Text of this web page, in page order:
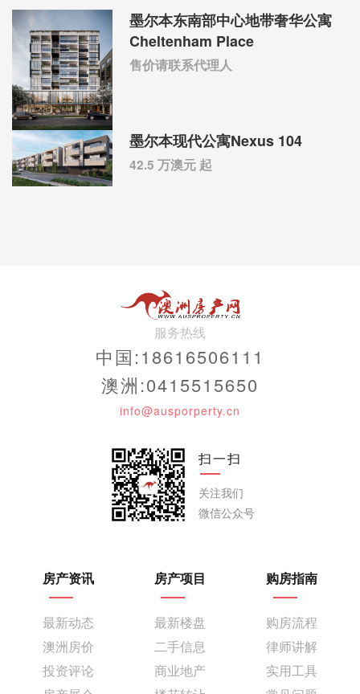
墨尔本东南部中心地带奢华公寓
Cheltenham Place
售价请联系代理人
墨尔本现代公寓Nexus 104
42.5 万澳元 起
服务热线
中国:18616506111
澳洲:0415515650
info@ausporperty.cn
扫一扫
关注我们
微信公众号
房产资讯
最新动态
澳洲房价
投资评论
房产项目
最新楼盘
二手信息
商业地产
购房指南
购房流程
律师讲解
实用工具